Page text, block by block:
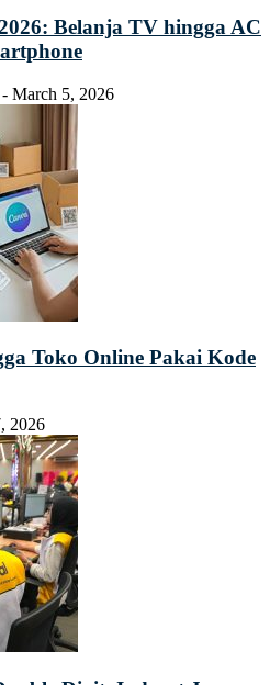
Belanja TV hingga AC
- March 5, 2026
Toko Online Pakai Kode
2026